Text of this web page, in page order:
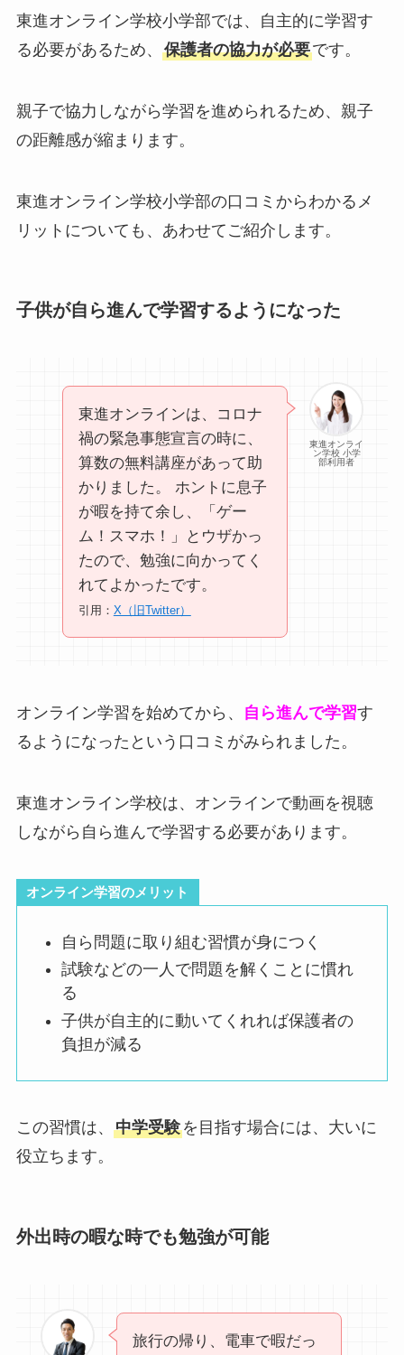
東進オンライン学校小学部では、自主的に学習す
る必要があるため、 保護者の協力が必要です。
親子で協力しながら学習を進められるため、親子
の距離感が縮まります。
東進オンライン学校小学部の口コミからわかるメ
リットについても、あわせてご紹介します。
子供が自ら進んで学習するようになった
東進オンライ
ン学校 小学
部利用者
東進オンラインは、コロナ
禍の緊急事態宣言の時に、
算数の無料講座があって助
かりました。 ホントに息子
が暇を持て余し、「ゲー
ム！スマホ！」とウザかっ
たので、勉強に向かってく
れてよかったです。
引用： X（旧Twitter）
オンライン学習を始めてから、 自ら進んで学習す
るようになったという口コミがみられました。
東進オンライン学校は、オンラインで動画を視聴
しながら自ら進んで学習する必要があります。
オンライン学習のメリット
自ら問題に取り組む習慣が身につく
試験などの一人で問題を解くことに慣れ
る
子供が自主的に動いてくれれば保護者の
負担が減る
この習慣は、 中学受験を目指す場合には、大いに
役立ちます。
外出時の暇な時でも勉強が可能
旅行の帰り、電車で暇だっ